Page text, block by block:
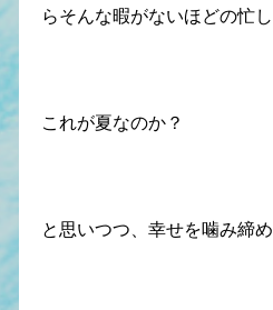
らそんな暇がないほどの忙し
これが夏なのか？
と思いつつ、幸せを噛み締め